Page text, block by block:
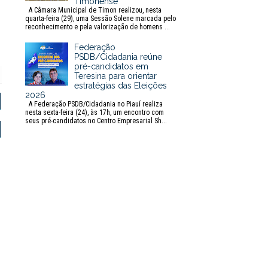
r
n
t
A Câmara Municipal de Timon realizou, nesta
quarta-feira (29), uma Sessão Solene marcada pelo
reconhecimento e pela valorização de homens ...
Federação
PSDB/Cidadania reúne
pré-candidatos em
Teresina para orientar
estratégias das Eleições
2026
A Federação PSDB/Cidadania no Piauí realiza
nesta sexta-feira (24), às 17h, um encontro com
seus pré-candidatos no Centro Empresarial Sh...